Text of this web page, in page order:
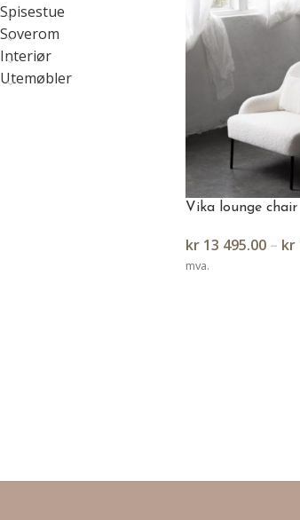
Spisestue
Soverom
Interiør
Utemøbler
Vika lounge chair
kr13 495.00 – kr
mva.